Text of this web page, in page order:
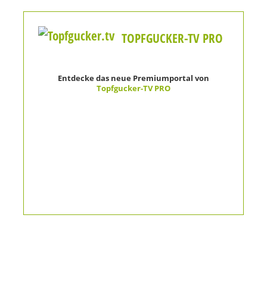
TOPFGUCKER-TV PRO
Entdecke das neue Premiumportal von
Topfgucker-TV PRO